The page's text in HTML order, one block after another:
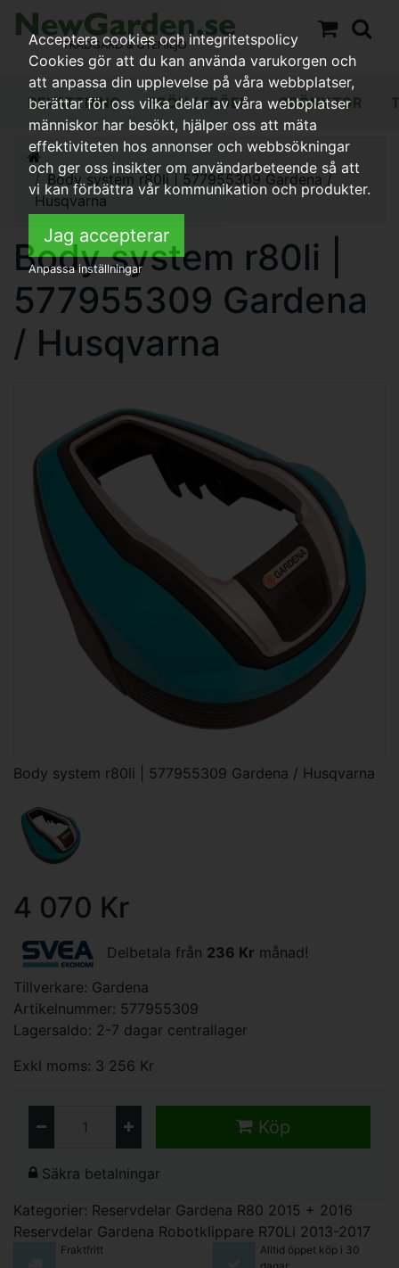
BEVATTNING FRÖN / FRÖER GRÖNYTOR
Body system r80li | 577955309 Gardena /
Husqvarna
Body system r80li |
577955309 Gardena
/ Husqvarna
Body system r80li | 577955309 Gardena / Husqvarna
4 070 Kr
Delbetala från 236 Kr månad!
Tillverkare: Gardena
Artikelnummer: 577955309
Lagersaldo: 2-7 dagar centrallager
Exkl moms: 3 256 Kr
Köp
Säkra betalningar
Kategorier: Reservdelar Gardena R80 2015 + 2016
Reservdelar Gardena Robotklippare R70Li 2013-2017
Fraktfritt
Alltid öppet köp i 30
Acceptera cookies och integritetspolicy
Cookies gör att du kan använda varukorgen och
att anpassa din upplevelse på våra webbplatser,
berättar för oss vilka delar av våra webbplatser
människor har besökt, hjälper oss att mäta
effektiviteten hos annonser och webbsökningar
och ger oss insikter om användarbeteende så att
vi kan förbättra vår kommunikation och produkter.
Jag accepterar
Anpassa inställningar